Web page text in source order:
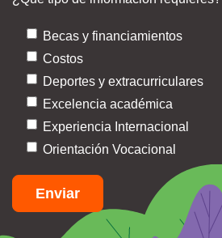
Becas y financiamientos
Costos
Deportes y extracurriculares
Excelencia académica
Experiencia Internacional
Orientación Vocacional